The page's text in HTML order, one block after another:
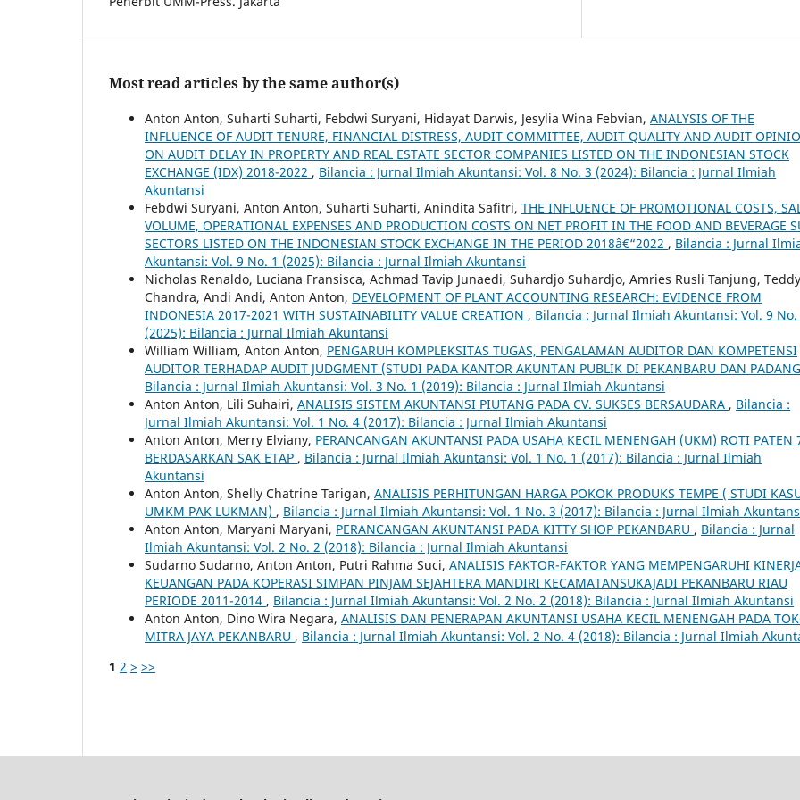
Most read articles by the same author(s)
Anton Anton, Suharti Suharti, Febdwi Suryani, Hidayat Darwis, Jesylia Wina Febvian, ANALYSIS OF THE
INFLUENCE OF AUDIT TENURE, FINANCIAL DISTRESS, AUDIT COMMITTEE, AUDIT QUALITY AND AUDIT
ON AUDIT DELAY IN PROPERTY AND REAL ESTATE SECTOR COMPANIES LISTED ON THE INDONESIAN STOCK
EXCHANGE (IDX) 2018-2022 , Bilancia : Jurnal Ilmiah Akuntansi: Vol. 8 No. 3 (2024): Bilancia : Jurnal Ilmiah
Akuntansi
Febdwi Suryani, Anton Anton, Suharti Suharti, Anindita Safitri, THE INFLUENCE OF PROMOTIONAL COSTS,
VOLUME, OPERATIONAL EXPENSES AND PRODUCTION COSTS ON NET PROFIT IN THE FOOD AND BEVERAGE
SECTORS LISTED ON THE INDONESIAN STOCK EXCHANGE IN THE PERIOD 2018â€“2022 , Bilancia : Jurnal
Akuntansi: Vol. 9 No. 1 (2025): Bilancia : Jurnal Ilmiah Akuntansi
Nicholas Renaldo, Luciana Fransisca, Achmad Tavip Junaedi, Suhardjo Suhardjo, Amries Rusli Tanjung, Teddy
Chandra, Andi Andi, Anton Anton, DEVELOPMENT OF PLANT ACCOUNTING RESEARCH: EVIDENCE FROM
INDONESIA 2017-2021 WITH SUSTAINABILITY VALUE CREATION , Bilancia : Jurnal Ilmiah Akuntansi: Vol. 9 No.
(2025): Bilancia : Jurnal Ilmiah Akuntansi
William William, Anton Anton, PENGARUH KOMPLEKSITAS TUGAS, PENGALAMAN AUDITOR DAN KOMPETENSI
AUDITOR TERHADAP AUDIT JUDGMENT (STUDI PADA KANTOR AKUNTAN PUBLIK DI PEKANBARU DAN
Bilancia : Jurnal Ilmiah Akuntansi: Vol. 3 No. 1 (2019): Bilancia : Jurnal Ilmiah Akuntansi
Anton Anton, Lili Suhairi, ANALISIS SISTEM AKUNTANSI PIUTANG PADA CV. SUKSES BERSAUDARA , Bilancia :
Jurnal Ilmiah Akuntansi: Vol. 1 No. 4 (2017): Bilancia : Jurnal Ilmiah Akuntansi
Anton Anton, Merry Elviany, PERANCANGAN AKUNTANSI PADA USAHA KECIL MENENGAH (UKM) ROTI PATEN
BERDASARKAN SAK ETAP , Bilancia : Jurnal Ilmiah Akuntansi: Vol. 1 No. 1 (2017): Bilancia : Jurnal Ilmiah
Akuntansi
Anton Anton, Shelly Chatrine Tarigan, ANALISIS PERHITUNGAN HARGA POKOK PRODUKS TEMPE ( STUDI
UMKM PAK LUKMAN) , Bilancia : Jurnal Ilmiah Akuntansi: Vol. 1 No. 3 (2017): Bilancia : Jurnal Ilmiah
Anton Anton, Maryani Maryani, PERANCANGAN AKUNTANSI PADA KITTY SHOP PEKANBARU , Bilancia : Jurnal
Ilmiah Akuntansi: Vol. 2 No. 2 (2018): Bilancia : Jurnal Ilmiah Akuntansi
Sudarno Sudarno, Anton Anton, Putri Rahma Suci, ANALISIS FAKTOR-FAKTOR YANG MEMPENGARUHI
KEUANGAN PADA KOPERASI SIMPAN PINJAM SEJAHTERA MANDIRI KECAMATANSUKAJADI PEKANBARU RIAU
PERIODE 2011-2014 , Bilancia : Jurnal Ilmiah Akuntansi: Vol. 2 No. 2 (2018): Bilancia : Jurnal Ilmiah Akuntansi
Anton Anton, Dino Wira Negara, ANALISIS DAN PENERAPAN AKUNTANSI USAHA KECIL MENENGAH PADA
MITRA JAYA PEKANBARU , Bilancia : Jurnal Ilmiah Akuntansi: Vol. 2 No. 4 (2018): Bilancia : Jurnal Ilmiah
1 2 > >>